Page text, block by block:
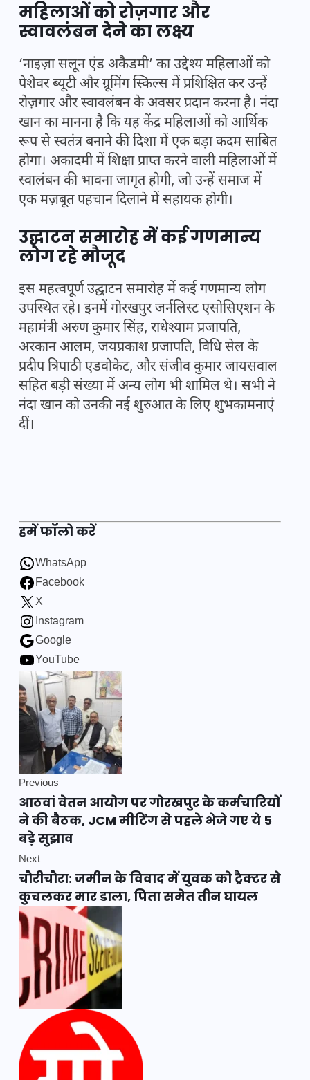
महिलाओं को रोज़गार और
स्वावलंबन देने का लक्ष्य
‘नाइज़ा सलून एंड अकैडमी’ का उद्देश्य महिलाओं को
पेशेवर ब्यूटी और ग्रूमिंग स्किल्स में प्रशिक्षित कर उन्हें
रोज़गार और स्वावलंबन के अवसर प्रदान करना है। नंदा
खान का मानना है कि यह केंद्र महिलाओं को आर्थिक
रूप से स्वतंत्र बनाने की दिशा में एक बड़ा कदम साबित
होगा। अकादमी में शिक्षा प्राप्त करने वाली महिलाओं में
स्वालंबन की भावना जागृत होगी, जो उन्हें समाज में
एक मज़बूत पहचान दिलाने में सहायक होगी।
उद्घाटन समारोह में कई गणमान्य
लोग रहे मौजूद
इस महत्वपूर्ण उद्घाटन समारोह में कई गणमान्य लोग
उपस्थित रहे। इनमें गोरखपुर जर्नलिस्ट एसोसिएशन के
महामंत्री अरुण कुमार सिंह, राधेश्याम प्रजापति,
अरकान आलम, जयप्रकाश प्रजापति, विधि सेल के
प्रदीप त्रिपाठी एडवोकेट, और संजीव कुमार जायसवाल
सहित बड़ी संख्या में अन्य लोग भी शामिल थे। सभी ने
नंदा खान को उनकी नई शुरुआत के लिए शुभकामनाएं
दीं।
हमें फॉलो करें
WhatsApp
Facebook
X
Instagram
Google
YouTube
Previous
आठवां वेतन आयोग पर गोरखपुर के कर्मचारियों
ने की बैठक, JCM मीटिंग से पहले भेजे गए ये 5
बड़े सुझाव
Next
चौरीचौरा: जमीन के विवाद में युवक को ट्रैक्टर से
कुचलकर मार डाला, पिता समेत तीन घायल